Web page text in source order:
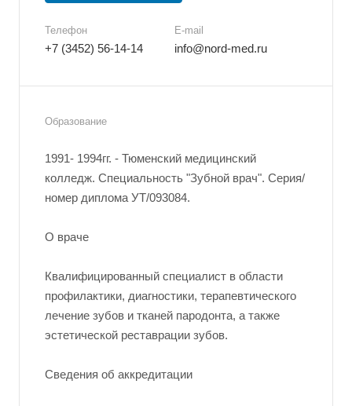
Телефон
+7 (3452) 56-14-14
E-mail
info@nord-med.ru
Образование
1991- 1994гг. - Тюменский медицинский
колледж. Специальность "Зубной врач". Серия/
номер диплома УТ/093084.
О враче
Квалифицированный специалист в области
профилактики, диагностики, терапевтического
лечение зубов и тканей пародонта, а также
эстетической реставрации зубов.
Сведения об аккредитации